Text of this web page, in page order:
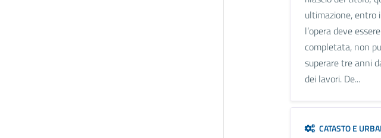
ultimazione, entro
l’opera deve essere
completata, non
superare tre anni
dei lavori. De...
CATASTO E